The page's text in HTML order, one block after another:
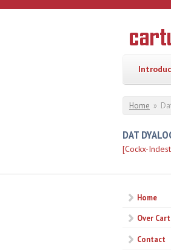
Overslaan en naar de inhoud gaan
Geschiedenis
van de
U
Home »
DAT
[Cockx-
Home
Over
Contact